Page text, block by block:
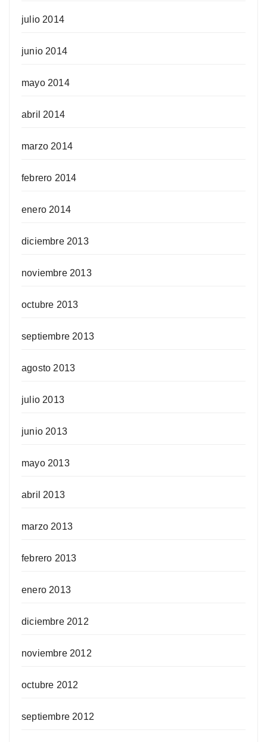
julio 2014
junio 2014
mayo 2014
abril 2014
marzo 2014
febrero 2014
enero 2014
diciembre 2013
noviembre 2013
octubre 2013
septiembre 2013
agosto 2013
julio 2013
junio 2013
mayo 2013
abril 2013
marzo 2013
febrero 2013
enero 2013
diciembre 2012
noviembre 2012
octubre 2012
septiembre 2012